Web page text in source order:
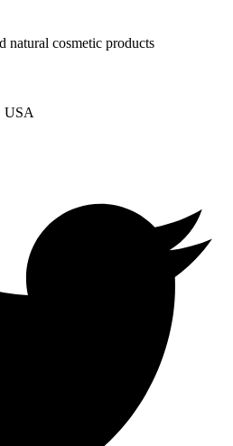
natural cosmetic products
USA